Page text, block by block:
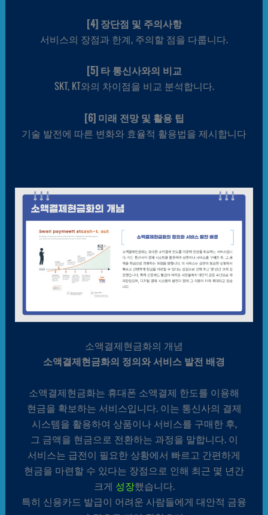
[4] 장단점 및 주의사항
서비스의 장점과 한계, 주의할 점을 다룹니다.
[5] 타 통신사와의 비교
SKT, KT와의 차이점을 비교 분석합니다.
[6] 미래 전망 및 활용 팁
기술 발전에 따른 변화와 효율적 활용법을 제시합니다
소액결제현금화의 개념
소액결제현금화의 정의와 서비스 발전 배경
소액결제현금화는 휴대폰 소액결제 한도를 이용해
현금을 확보하는 서비스입니다. 이는 통신사의 결제
시스템을 활용하여 상품이나 서비스를 구매한 후,
그 금액을 현금으로 전환하는 과정을 말합니다. 이
서비스는 급전이 필요한 상황에서 빠르고 간편하게
현금을 마련할 수 있다는 장점으로 인해 최근 몇 년간
크게 성장했습니다.
특히 신용카드 발급이 어려운 사람들에게 대안적 금융